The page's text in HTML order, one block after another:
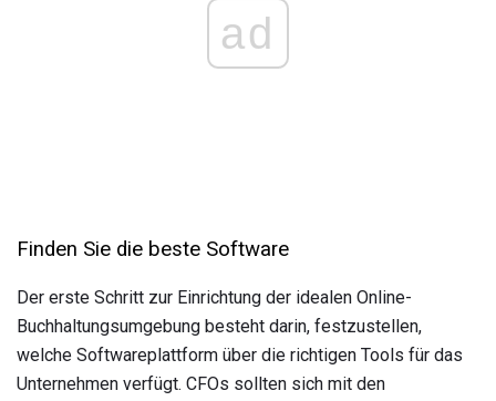
ad
Finden Sie die beste Software
Der erste Schritt zur Einrichtung der idealen Online-
Buchhaltungsumgebung besteht darin, festzustellen,
welche Softwareplattform über die richtigen Tools für das
Unternehmen verfügt. CFOs sollten sich mit den